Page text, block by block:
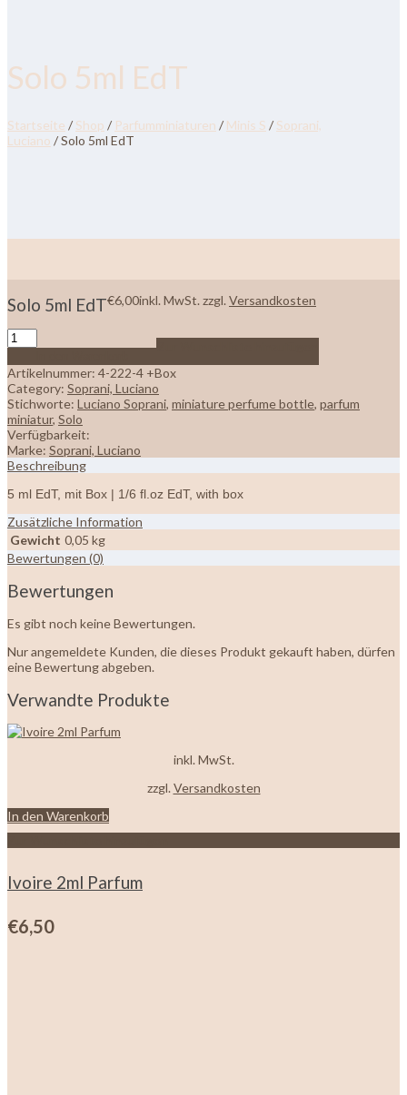
Solo 5ml EdT
Startseite / Shop / Parfumminiaturen / Minis S / Soprani,
Luciano / Solo 5ml EdT
Solo 5ml EdT€6,00inkl. MwSt. zzgl. Versandkosten
Artikelnummer: 4-222-4 +Box
Category: Soprani, Luciano
Stichworte: Luciano Soprani, miniature perfume bottle, parfum
miniatur, Solo
Verfügbarkeit:
Marke: Soprani, Luciano
Beschreibung
5 ml EdT, mit Box | 1/6 fl.oz EdT, with box
Zusätzliche Information
Gewicht 0,05 kg
Bewertungen (0)
Bewertungen
Es gibt noch keine Bewertungen.
Nur angemeldete Kunden, die dieses Produkt gekauft haben, dürfen
eine Bewertung abgeben.
Verwandte Produkte
inkl. MwSt.
zzgl.Versandkosten
In den Warenkorb
Ivoire 2ml Parfum
€6,50